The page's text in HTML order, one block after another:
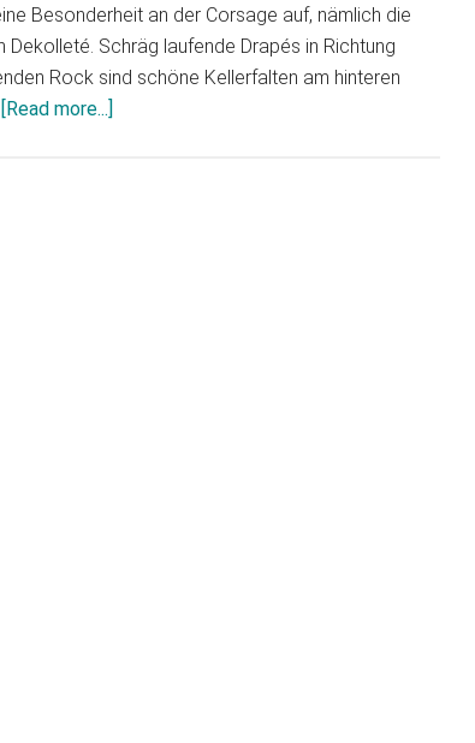
Besonderheit an der Corsage auf, nämlich die
Schräg laufende Drapés in Richtung
Rock sind schöne Kellerfalten am hinteren
[Read more...]